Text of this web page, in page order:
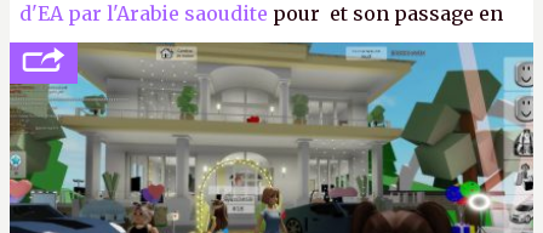
d'EA par l'Arabie saoudite pour et son passage en
société privée, l'éditeur n'aura bientôt plus
l'obligation de publier ses bilans. Encore une
victoire pour la transparence.P.